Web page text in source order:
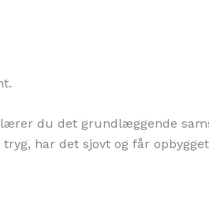
du det grundlæggende
har det sjovt og får